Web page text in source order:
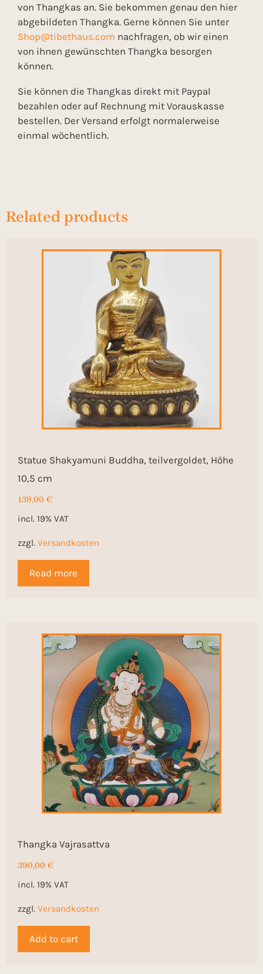
von Thangkas an. Sie bekommen genau den hier
abgebildeten Thangka. Gerne können Sie unter
Shop@tibethaus.com nachfragen, ob wir einen
von ihnen gewünschten Thangka besorgen
können.
Sie können die Thangkas direkt mit Paypal
bezahlen oder auf Rechnung mit Vorauskasse
bestellen. Der Versand erfolgt normalerweise
einmal wöchentlich.
Related products
Statue Shakyamuni Buddha, teilvergoldet, Höhe
10,5 cm
139,00€
incl. 19% VAT
zzgl. Versandkosten
Read more
Thangka Vajrasattva
390,00€
incl. 19% VAT
zzgl. Versandkosten
Add to cart